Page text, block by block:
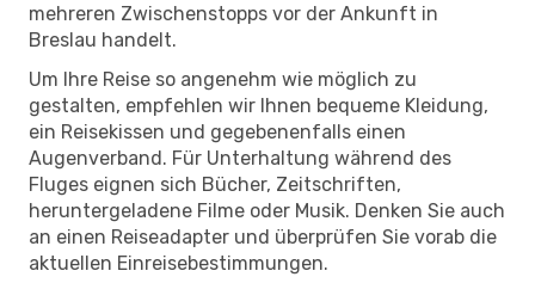
mehreren Zwischenstopps vor der Ankunft in
Breslau handelt.
Um Ihre Reise so angenehm wie möglich zu
gestalten, empfehlen wir Ihnen bequeme Kleidung,
ein Reisekissen und gegebenenfalls einen
Augenverband. Für Unterhaltung während des
Fluges eignen sich Bücher, Zeitschriften,
heruntergeladene Filme oder Musik. Denken Sie auch
an einen Reiseadapter und überprüfen Sie vorab die
aktuellen Einreisebestimmungen.